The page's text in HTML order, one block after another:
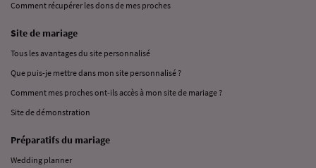
Comment récupérer les dons de mes proches
Site de mariage
Tous les avantages du site personnalisé
Que puis-je mettre dans mon site personnalisé ?
Comment mes proches ont-ils accès à mon site de mariage ?
Site de démonstration
Préparatifs du mariage
Wedding planner